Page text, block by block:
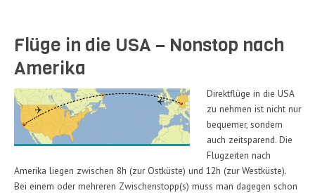
Flüge in die USA – Nonstop nach
Amerika
Direktflüge in die USA
zu nehmen ist nicht nur
bequemer, sondern
auch zeitsparend. Die
Flugzeiten nach
Amerika liegen zwischen 8h (zur Ostküste) und 12h (zur Westküste).
Bei einem oder mehreren Zwischenstopp(s) muss man dagegen schon